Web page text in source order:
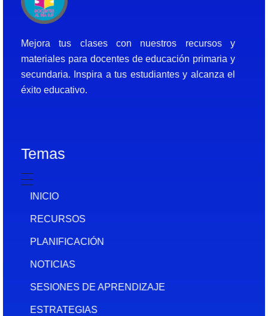
Mejora tus clases con nuestros recursos y
materiales para docentes de educación primaria y
secundaria. Inspira a tus estudiantes y alcanza el
éxito educativo.
Temas
INICIO
RECURSOS
PLANIFICACIÓN
NOTICIAS
SESIONES DE APRENDIZAJE
ESTRATEGIAS